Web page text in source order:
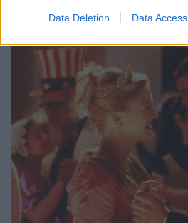
Data Deletion Data Access